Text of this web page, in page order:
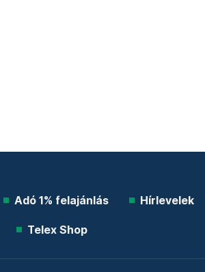
Adó 1% felajánlás Hírlevelek
Telex Shop